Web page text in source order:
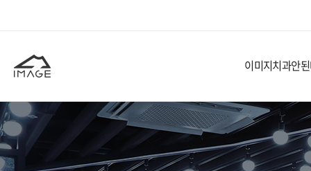
이미지치과안